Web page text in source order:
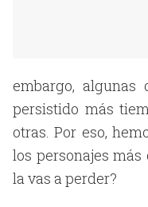
embargo,
persistido más
otras. Por eso,
los personajes
la vas a perder?